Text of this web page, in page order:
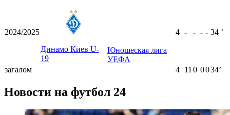
2024/2025
Динамо Киев U-
19
Юношеская лига
УЕФА
4 - - - - 34 ʼ
загалом 4 11 0 0034ʼ
Новости на футбол 24